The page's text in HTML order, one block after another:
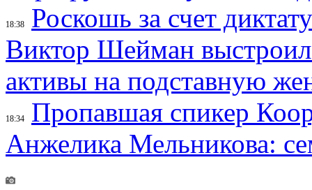
18:38
Роскошь за счет
Виктор Шейман выстроил
активы на подставную
18:34
Пропавшая спикер
Анжелика Мельникова: